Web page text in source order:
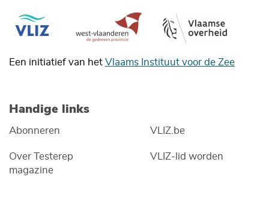
Een initiatief van het Vlaams Instituut voor de Zee
Handige links
Abonneren
Over Testerep
magazine
VLIZ.be
VLIZ-lid worden